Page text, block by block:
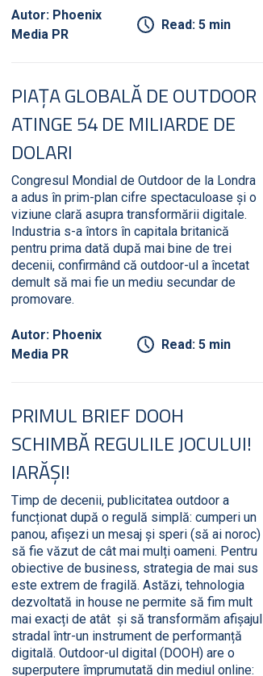
Autor: Phoenix
Media PR
Read: 5 min
PIAȚA GLOBALĂ DE OUTDOOR
ATINGE 54 DE MILIARDE DE
DOLARI
Congresul Mondial de Outdoor de la Londra
a adus în prim-plan cifre spectaculoase și o
viziune clară asupra transformării digitale.
Industria s-a întors în capitala britanică
pentru prima dată după mai bine de trei
decenii, confirmând că outdoor-ul a încetat
demult să mai fie un mediu secundar de
promovare.
Autor: Phoenix
Media PR
Read: 5 min
PRIMUL BRIEF DOOH
SCHIMBĂ REGULILE JOCULUI!
IARĂȘI!
Timp de decenii, publicitatea outdoor a
funcționat după o regulă simplă: cumperi un
panou, afișezi un mesaj și speri (să ai noroc)
să fie văzut de cât mai mulți oameni. Pentru
obiective de business, strategia de mai sus
este extrem de fragilă. Astăzi, tehnologia
dezvoltată in house ne permite să fim mult
mai exacți de atât și să transformăm afișajul
stradal într-un instrument de performanță
digitală. Outdoor-ul digital (DOOH) are o
superputere împrumutată din mediul online: